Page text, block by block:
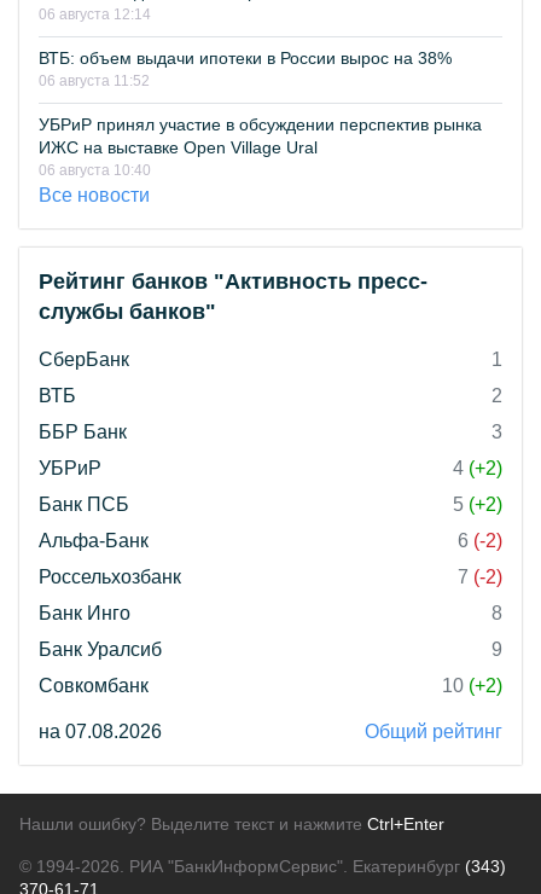
06 августа 12:14
ВТБ: объем выдачи ипотеки в России вырос на 38%
06 августа 11:52
УБРиР принял участие в обсуждении перспектив рынка
ИЖС на выставке Open Village Ural
06 августа 10:40
Все новости
Рейтинг банков "Активность пресс-
службы банков"
СберБанк
1
ВТБ
2
ББР Банк
3
УБРиР
4 (+2)
Банк ПСБ
5 (+2)
Альфа-Банк
6 (-2)
Россельхозбанк
7 (-2)
Банк Инго
8
Банк Уралсиб
9
Совкомбанк
10 (+2)
на 07.08.2026 Общий рейтинг
Нашли ошибку? Выделите текст и нажмите Ctrl+Enter
© 1994-2026. РИА "БанкИнформСервис". Екатеринбург (343)
370-61-71